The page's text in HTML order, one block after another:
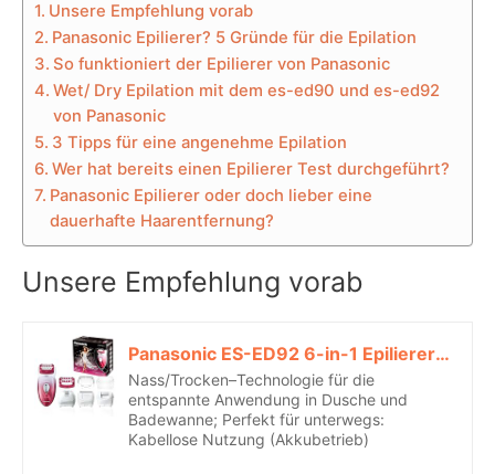
Unsere Empfehlung vorab
Panasonic Epilierer? 5 Gründe für die Epilation
So funktioniert der Epilierer von Panasonic
Wet/ Dry Epilation mit dem es-ed90 und es-ed92
von Panasonic
3 Tipps für eine angenehme Epilation
Wer hat bereits einen Epilierer Test durchgeführt?
Panasonic Epilierer oder doch lieber eine
dauerhafte Haarentfernung?
Unsere Empfehlung vorab
Panasonic ES-ED92 6-in-1 Epilierer (Wet & Dry, 6 Aufsätze zur Haarentfernung)*
Nass/Trocken–Technologie für die
entspannte Anwendung in Dusche und
Badewanne; Perfekt für unterwegs:
Kabellose Nutzung (Akkubetrieb)